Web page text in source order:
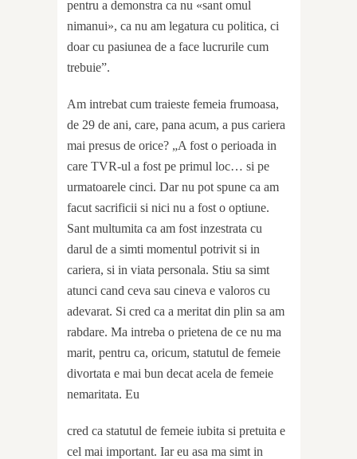
pentru a demonstra ca nu «sant omul
nimanui», ca nu am legatura cu politica, ci
doar cu pasiunea de a face lucrurile cum
trebuie”.
Am intrebat cum traieste femeia frumoasa,
de 29 de ani, care, pana acum, a pus cariera
mai presus de orice? „A fost o perioada in
care TVR-ul a fost pe primul loc… si pe
urmatoarele cinci. Dar nu pot spune ca am
facut sacrificii si nici nu a fost o optiune.
Sant multumita ca am fost inzestrata cu
darul de a simti momentul potrivit si in
cariera, si in viata personala. Stiu sa simt
atunci cand ceva sau cineva e valoros cu
adevarat. Si cred ca a meritat din plin sa am
rabdare. Ma intreba o prietena de ce nu ma
marit, pentru ca, oricum, statutul de femeie
divortata e mai bun decat acela de femeie
nemaritata. Eu
cred ca statutul de femeie iubita si pretuita e
cel mai important. Iar eu asa ma simt in